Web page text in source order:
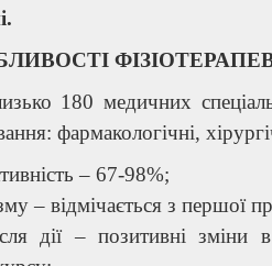
180 медичних
фармакологічні,
– 67-98%;
– відмічається з першої
дії – позитивні зміни